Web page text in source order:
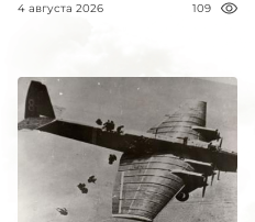
4 августа 2026 109